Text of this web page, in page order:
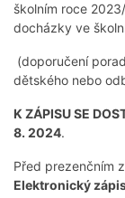
školním roce
docházky ve
(doporučení
dětského nebo
K ZÁPISU SE
8. 2024.
Před prezenčním
Elektronický